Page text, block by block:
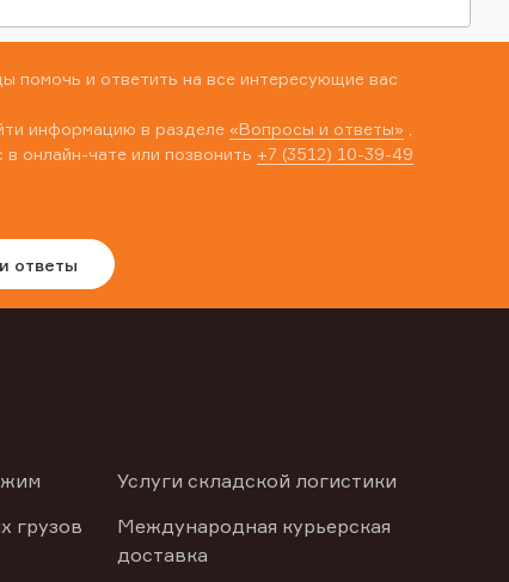
помочь и ответить на все интересующие вас
информацию в разделе «Вопросы и ответы»
в онлайн-чате или позвонить +7 (3512) 10-39-49
ответы
грузов
Услуги складской логистики
Международная курьерская
доставка